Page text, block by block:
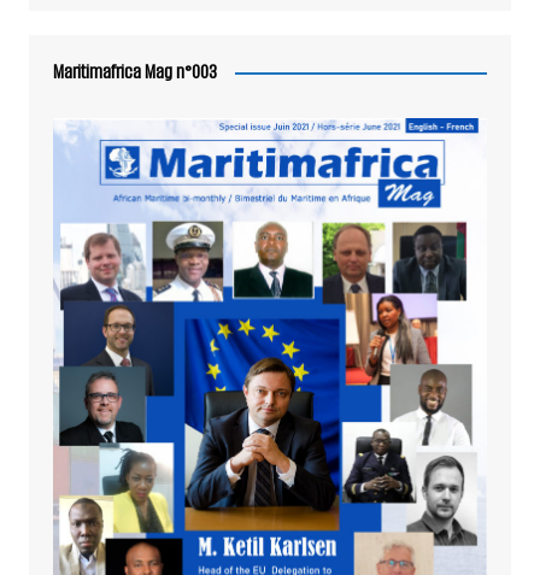
Maritimafrica Mag n°003